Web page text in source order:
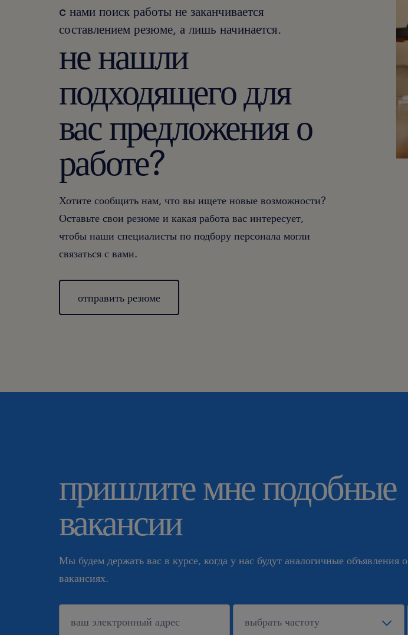
c нами поиск работы не заканчивается
составлением резюме, а лишь начинается.
не нашли
подходящего для
вас предложения о
работе?
Хотите сообщить нам, что вы ищете новые возможности?
Оставьте свои резюме и какая работа вас интересует,
чтобы наши специалисты по подбору персонала могли
связаться с вами.
отправить резюме
пришлите мне подобные
вакансии
Мы будем держать вас в курсе, когда у нас будут аналогичные объявления о
вакансиях.